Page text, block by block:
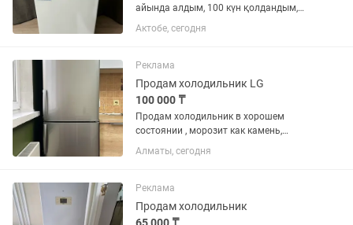
айында алдым, 100 күн қолдандым,
одан кейін қолданылмады, жалға
алған үйге керек болды, қазір үйде тұр.
кепілдігі(гарантиясы) бар. Жаңа...
Актобе, сегодня
Реклама
Продам холодильник LG
100 000 ₸
Продам холодильник в хорошем
состоянии , морозит как камень,
продукты не портятся, вместительный.
Только самовывоз
Алматы, сегодня
Реклама
Продам холодильник